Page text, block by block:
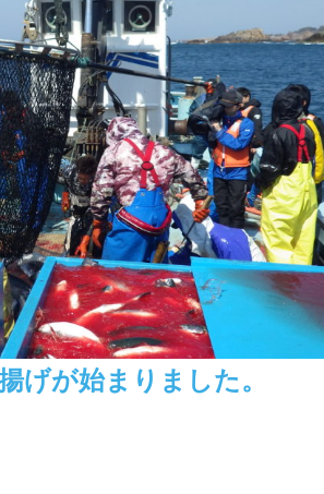
げが始まりました。